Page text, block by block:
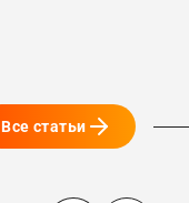
Все статьи